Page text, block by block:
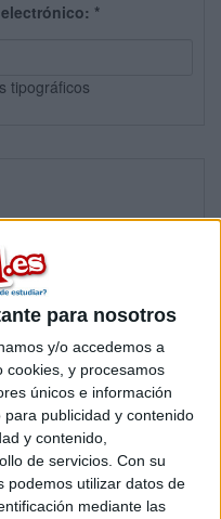
para nosotros
y/o accedemos a
cookies, y procesamos
únicos e información
publicidad y contenido
y contenido,
de servicios. Con su
podemos utilizar datos de
mediante las
*
tipográficos